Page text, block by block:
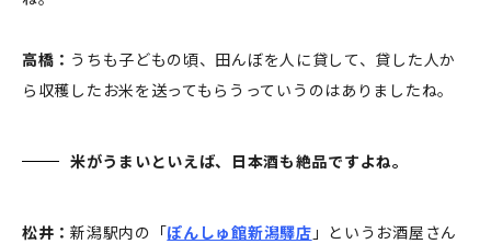
高橋： うちも子どもの頃、田んぼを人に貸して、貸した人か
ら収穫したお米を送ってもらうっていうのはありましたね。
米がうまいといえば、日本酒も絶品ですよね。
松井：新潟駅内の「ぽんしゅ館新潟驛店 」というお酒屋さん